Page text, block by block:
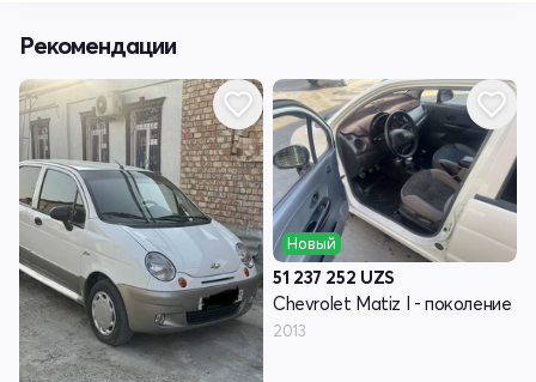
Рекомендации
Новый
51 237 252 UZS
Chevrolet Matiz I - поколение
2013